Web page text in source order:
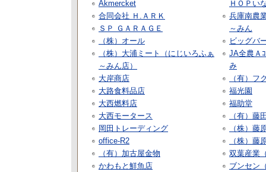
Akmercket
合同会社 Ｈ.ＡＲＫ
ＳＰ ＧＡＲＡＧＥ
（株）オール
（株）大浦ミート（にじいろふぁ
～みん店）
大岸商店
大路食料品店
大西燃料店
大西モータース
岡田トレーディング
office-R2
（有）加古屋金物
かわもと鮮魚店
ＨＯＰい
兵庫南農
～みん
ビッグバ
JA全農Ａ
み
（有）フ
福光園
福助堂
（有）藤
（株）藤
（株）藤
双葉産業
ブンセン